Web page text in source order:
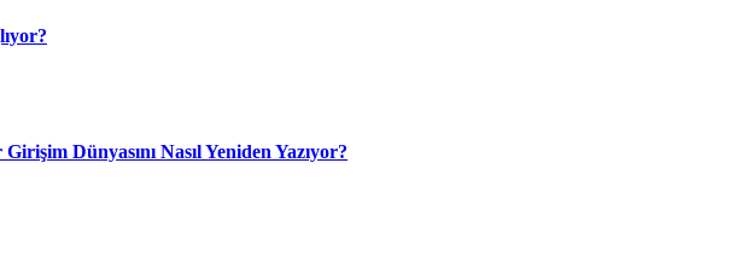
Dünyasını Nasıl Yeniden Yazıyor?